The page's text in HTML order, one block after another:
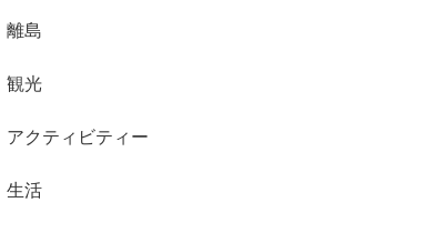
離島
観光
アクティビティー
生活